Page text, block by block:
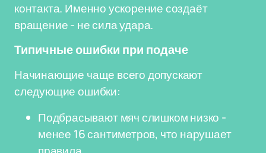
контакта. Именно ускорение создаёт
вращение - не сила удара.
Типичные ошибки при подаче
Начинающие чаще всего допускают
следующие ошибки:
Подбрасывают мяч слишком низко -
менее 16 сантиметров, что нарушает